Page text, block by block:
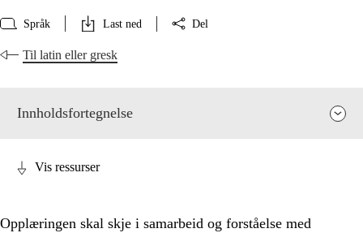
Språk Last ned Del
Til latin eller gresk
Innholdsfortegnelse
Vis ressurser
Opplæringen skal skje i samarbeid og forståelse med